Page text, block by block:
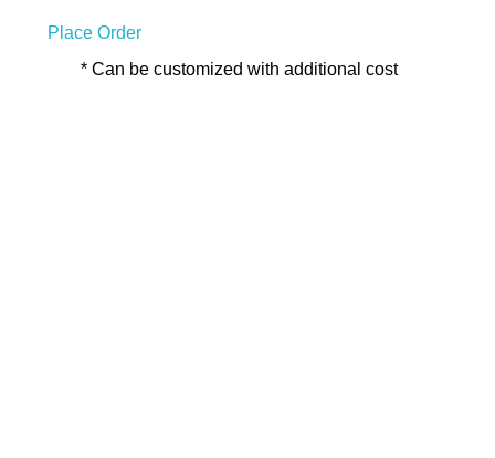
Place Order
* Can be customized with additional cost